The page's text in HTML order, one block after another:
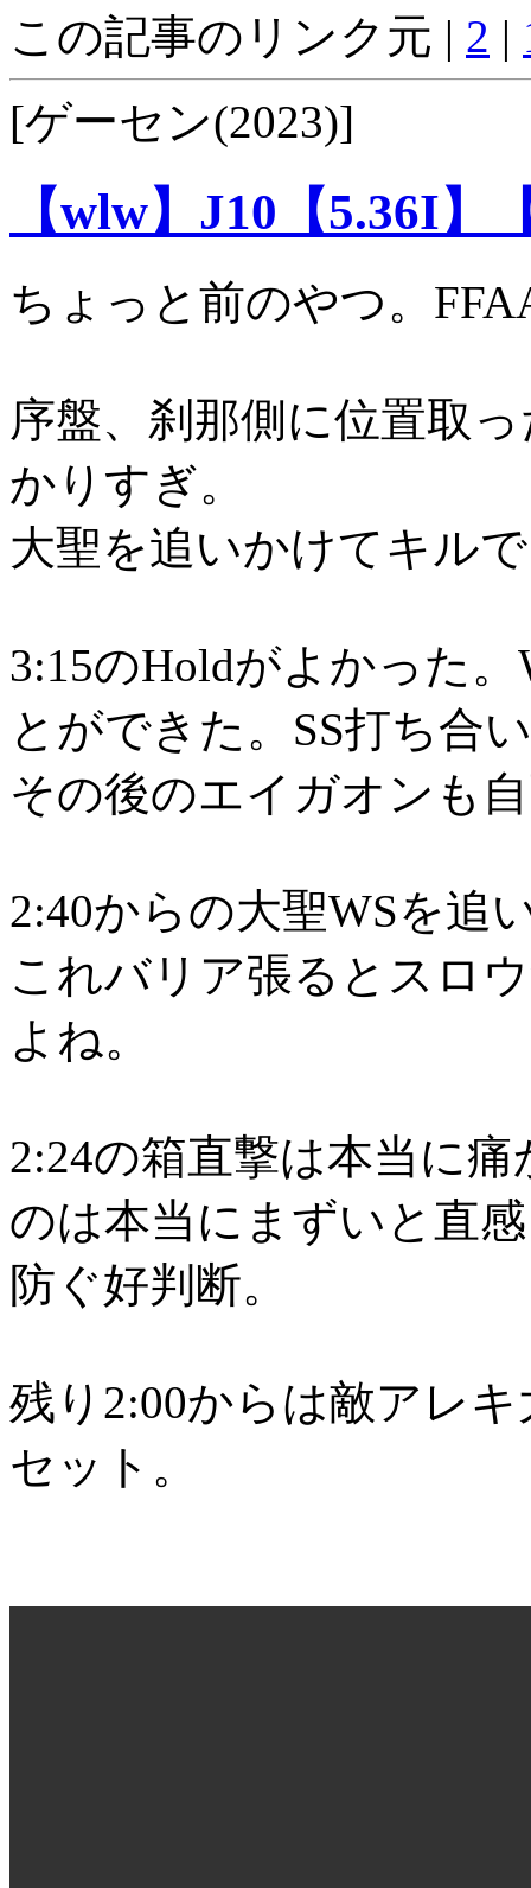
この記事のリンク元 | 2 |
[ゲーセン(2023)]
【wlw】J10【5.36I】
ちょっと前のやつ。
序盤、刹那側に位置取
かりすぎ。
大聖を追いかけてキル
3:15のHoldがよかった
とができた。SS打ち合
その後のエイガオンも
2:40からの大聖WSを追
これバリア張るとスロ
よね。
2:24の箱直撃は本当に
のは本当にまずいと直
防ぐ好判断。
残り2:00からは敵アレ
セット。